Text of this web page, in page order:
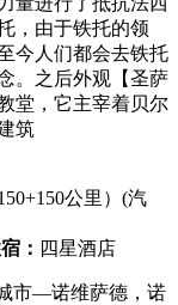
，由于铁托的领
今人们都会去铁托
。之后外观【圣萨
堂，它主宰着贝尔
筑
公里） (汽
： 四星酒店
市—诺维萨德，诺